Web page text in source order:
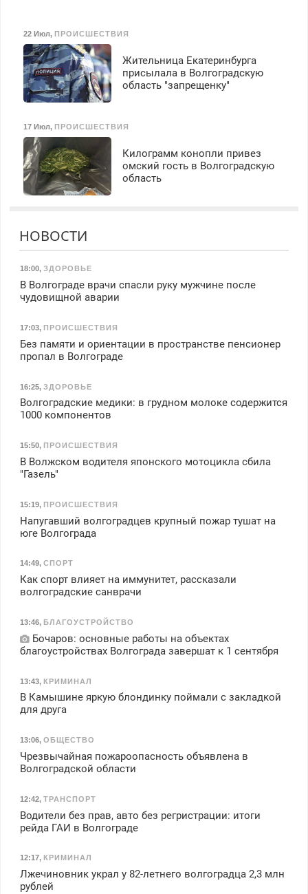
22 Июл, ПРОИСШЕСТВИЯ
Жительница Екатеринбурга
присылала в Волгоградскую
область "запрещенку"
17 Июл, ПРОИСШЕСТВИЯ
Килограмм конопли привез
омский гость в Волгоградскую
область
НОВОСТИ
18:00, ЗДОРОВЬЕ
В Волгограде врачи спасли руку мужчине после
чудовищной аварии
17:03, ПРОИСШЕСТВИЯ
Без памяти и ориентации в пространстве пенсионер
пропал в Волгограде
16:25, ЗДОРОВЬЕ
Волгоградские медики: в грудном молоке содержится
1000 компонентов
15:50, ПРОИСШЕСТВИЯ
В Волжском водителя японского мотоцикла сбила
"Газель"
15:19, ПРОИСШЕСТВИЯ
Напугавший волгоградцев крупный пожар тушат на
юге Волгограда
14:49, СПОРТ
Как спорт влияет на иммунитет, рассказали
волгоградские санврачи
13:46, БЛАГОУСТРОЙСТВО
Бочаров: основные работы на объектах
благоустройствах Волгограда завершат к 1 сентября
13:43, КРИМИНАЛ
В Камышине яркую блондинку поймали с закладкой
для друга
13:06, ОБЩЕСТВО
Чрезвычайная пожароопасность объявлена в
Волгоградской области
12:42, ТРАНСПОРТ
Водители без прав, авто без регристрации: итоги
рейда ГАИ в Волгограде
12:17, КРИМИНАЛ
Лжечиновник украл у 82-летнего волгоградца 2,3 млн
рублей